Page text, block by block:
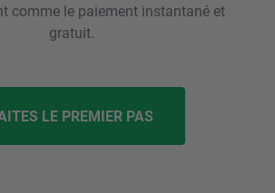
comme le paiement instantané et
gratuit.
LE PREMIER PAS